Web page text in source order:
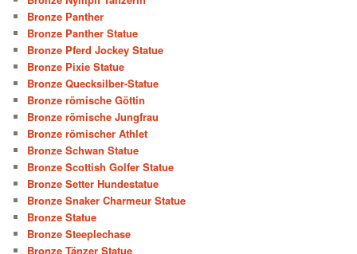
Bronze Panther
Bronze Panther Statue
Bronze Pferd Jockey Statue
Bronze Pixie Statue
Bronze Quecksilber-Statue
Bronze römische Göttin
Bronze römische Jungfrau
Bronze römischer Athlet
Bronze Schwan Statue
Bronze Scottish Golfer Statue
Bronze Setter Hundestatue
Bronze Snaker Charmeur Statue
Bronze Statue
Bronze Steeplechase
Bronze Tänzer Statue